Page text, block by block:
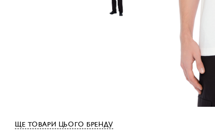
ЩЕ ТОВАРИ ЦЬОГО БРЕНДУ